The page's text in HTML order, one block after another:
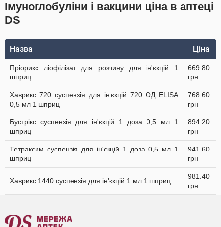
Імуноглобуліни і вакцини ціна в аптеці
DS
Назва Ціна
Пріорикс ліофілізат для розчину для ін'єкцій 1
шприц
669.80
грн
Хаврикс 720 суспензія для ін'єкцій 720 ОД ELISA
0,5 мл 1 шприц
768.60
грн
Бустрікс суспензія для ін'єкцій 1 доза 0,5 мл 1
шприц
894.20
грн
Тетраксим суспензія для ін'єкцій 1 доза 0,5 мл 1
шприц
941.60
грн
Хаврикс 1440 суспензія для ін'єкцій 1 мл 1 шприц
981.40
грн